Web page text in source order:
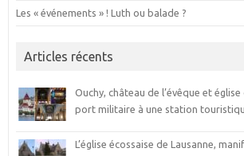
Les « événements » ! Luth ou balade ?
Articles récents
Ouchy, château de l’évêque et église
port militaire à une station
L’église écossaise de Lausanne,